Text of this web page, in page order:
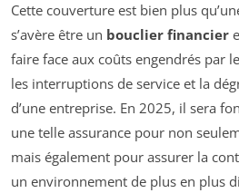
Cette couverture est bien plus
s’avère être un bouclier financier
faire face aux coûts engendrés par
les interruptions de service et la
d’une entreprise. En 2025, il sera
une telle assurance pour non
mais également pour assurer la
un environnement de plus en plus